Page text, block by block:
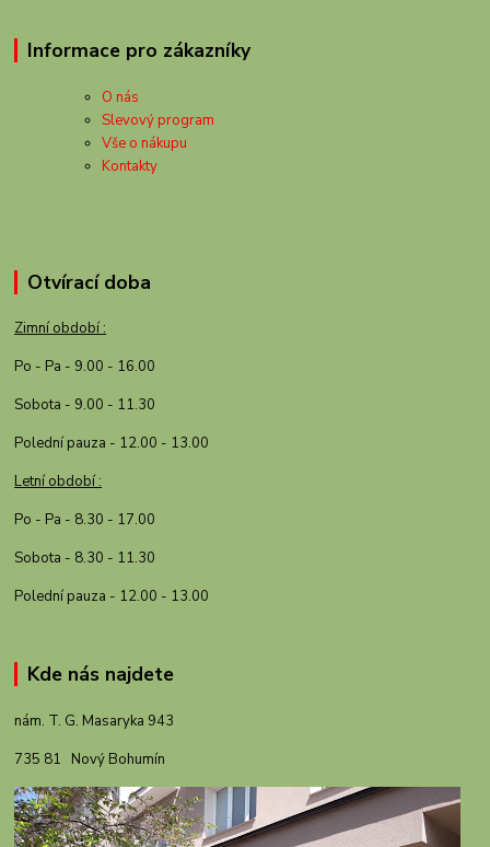
Informace pro zákazníky
O nás
Slevový program
Vše o nákupu
Kontakty
Otvírací doba
Zimní období :
Po - Pa - 9.00 - 16.00
Sobota - 9.00 - 11.30
Polední pauza - 12.00 - 13.00
Letní období :
Po - Pa - 8.30 - 17.00
Sobota - 8.30 - 11.30
Polední pauza - 12.00 - 13.00
Kde nás najdete
nám. T. G. Masaryka 943
735 81 Nový Bohumín